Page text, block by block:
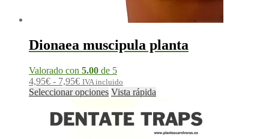
Dionaea muscipula planta
Valorado con 5.00 de 5
4,95€ - 7,95€Rango
de
desde
4,95€
IVA incluido
Seleccionar opciones Este
tiene
múltiples
Vista rápida